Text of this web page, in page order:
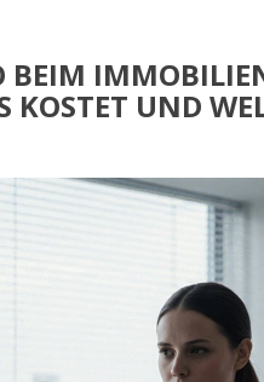
BEIM
KOSTET UND